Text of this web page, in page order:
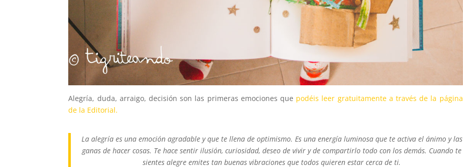
Alegría, duda, arraigo, decisión son las primeras emociones que podéis leer gratuitamente a través de la página
de la Editorial.
La alegría es una emoción agradable y que te llena de optimismo. Es una energía luminosa que te activa el ánimo y las
ganas de hacer cosas. Te hace sentir ilusión, curiosidad, deseo de vivir y de compartirlo todo con los demás. Cuando te
sientes alegre emites tan buenas vibraciones que todos quieren estar cerca de ti.